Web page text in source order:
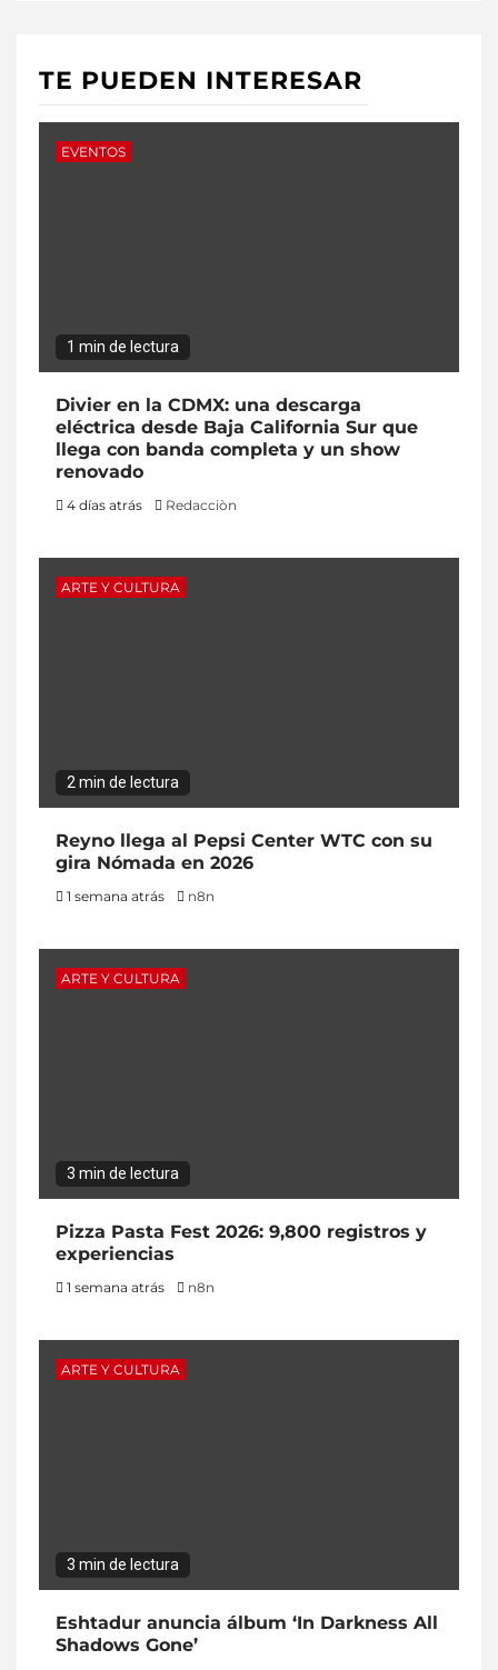
TE PUEDEN INTERESAR
EVENTOS
1 min de lectura
Divier en la CDMX: una descarga
eléctrica desde Baja California Sur que
llega con banda completa y un show
renovado
4 días atrás Redacciòn
ARTE Y CULTURA
2 min de lectura
Reyno llega al Pepsi Center WTC con su
gira Nómada en 2026
1 semana atrás n8n
ARTE Y CULTURA
3 min de lectura
Pizza Pasta Fest 2026: 9,800 registros y
experiencias
1 semana atrás n8n
ARTE Y CULTURA
3 min de lectura
Eshtadur anuncia álbum ‘In Darkness All
Shadows Gone’